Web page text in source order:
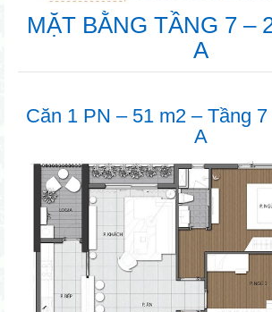
MẶT BẰNG TẦNG 7 –
A
Căn 1 PN – 51 m2 – Tầng
A